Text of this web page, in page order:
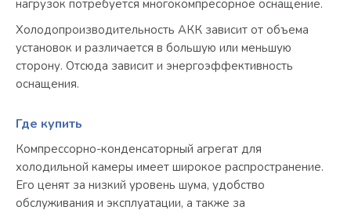
нагрузок потребуется многокомпресорное оснащение.
Холодопроизводительность АКК зависит от объема
установок и различается в большую или меньшую
сторону. Отсюда зависит и энергоэффективность
оснащения.
Где купить
Компрессорно-конденсаторный агрегат для
холодильной камеры имеет широкое распространение.
Его ценят за низкий уровень шума, удобство
обслуживания и эксплуатации, а также за